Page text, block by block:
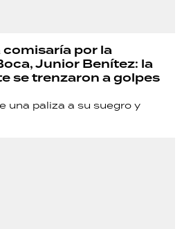
por la
Junior Benítez: la
se trenzaron a golpes
una paliza a su suegro y